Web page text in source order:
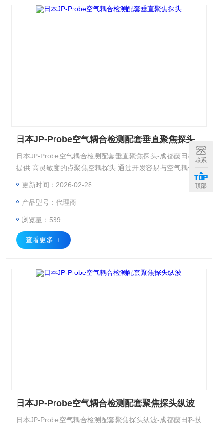
日本JP-Probe空气耦合检测配套垂直聚焦探头
日本JP-Probe空气耦合检测配套垂直聚焦探头-成都藤田科技
提供 高灵敏度的点聚焦空耦探头 通过开发容易与空气耦合的
匹配层，可有效地向空气中发射超声波，兼备高灵敏度及降噪
波形的空耦探头。 因此可适用于衰减度大的材料及实现高分
辨率图像。 适用频率: 200kHz～2MHz
更新时间：2026-02-28
产品型号：代理商
浏览量：539
查看更多 +
日本JP-Probe空气耦合检测配套聚焦探头纵波
日本JP-Probe空气耦合检测配套聚焦探头纵波-成都藤田科技
联系
顶部